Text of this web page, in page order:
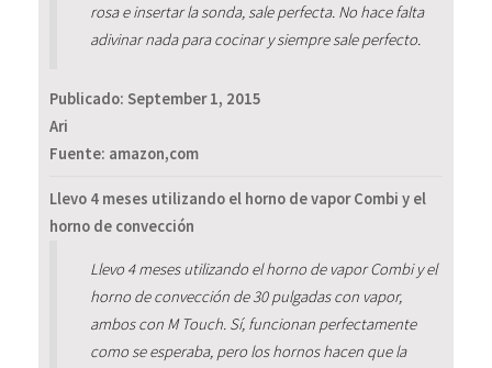
rosa e insertar la sonda, sale perfecta. No hace falta
adivinar nada para cocinar y siempre sale perfecto.
Publicado: September 1, 2015
Ari
Fuente: amazon,com
Llevo 4 meses utilizando el horno de vapor Combi y el
horno de convección
Llevo 4 meses utilizando el horno de vapor Combi y el
horno de convección de 30 pulgadas con vapor,
ambos con M Touch. Sí, funcionan perfectamente
como se esperaba, pero los hornos hacen que la